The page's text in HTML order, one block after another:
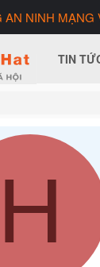
NINH MẠNG
TIN
H